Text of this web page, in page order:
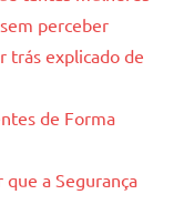
perceber
trás explicado de
de Forma
a Segurança